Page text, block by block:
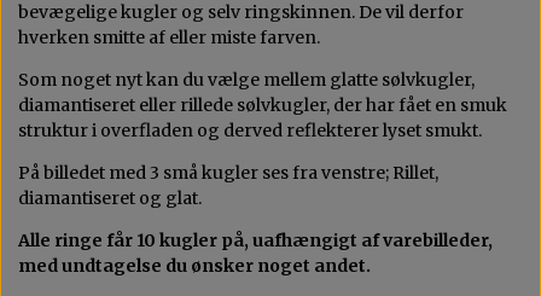
bevægelige kugler og selv ringskinnen. De vil derfor
hverken smitte af eller miste farven.
Som noget nyt kan du vælge mellem glatte sølvkugler,
diamantiseret eller rillede sølvkugler, der har fået en smuk
struktur i overfladen og derved reflekterer lyset smukt.
På billedet med 3 små kugler ses fra venstre; Rillet,
diamantiseret og glat.
Alle ringe får 10 kugler på, uafhængigt af varebilleder,
med undtagelse du ønsker noget andet.